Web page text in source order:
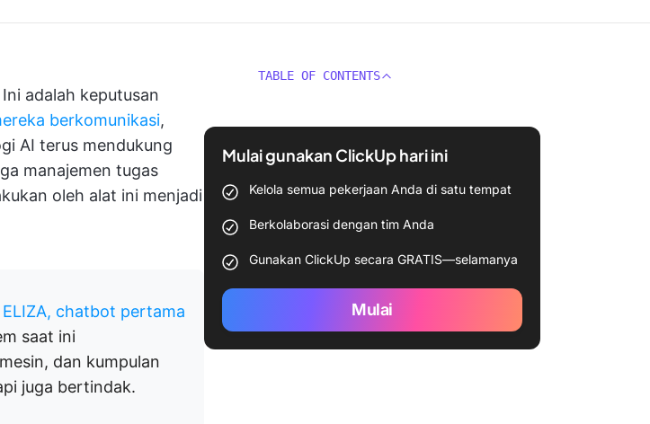
adalah keputusan
berkomunikasi,
AI terus mendukung
manajemen tugas
oleh alat ini menjadi
ELIZA, chatbot pertama
saat ini
dan kumpulan
juga bertindak.
TABLE OF CONTENTS
Mulai gunakan ClickUp hari ini
Kelola semua pekerjaan Anda di satu tempat
Berkolaborasi dengan tim Anda
Gunakan ClickUp secara GRATIS—selamanya
Mulai